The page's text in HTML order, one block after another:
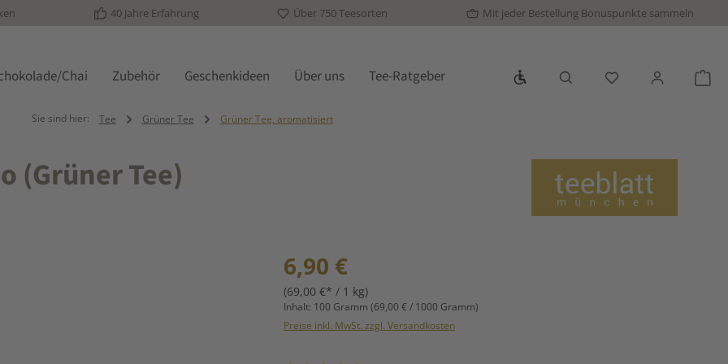
40 Jahre Erfahrung Über 750 Teesorten Mit jeder Bestellung Bonuspunkte sammeln
Chai Zubehör Geschenkideen Über uns Tee-Ratgeber Werkzeugleiste anzeigen
Du hast 0
Sie sind hier: Tee Grüner Tee Grüner Tee, aromatisiert
(Grüner Tee)
Regulärer Preis:
6,90 €
(69,00 €* / 1 kg)
Inhalt: 100 Gramm (69,00 € / 1000 Gramm)
Preise inkl. MwSt. zzgl. Versandkosten